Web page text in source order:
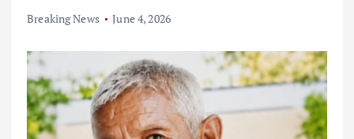
Breaking News June 4, 2026